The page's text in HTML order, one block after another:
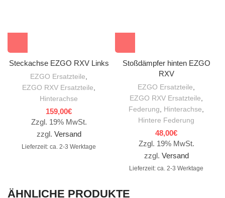
Steckachse EZGO RXV Links
EZGO Ersatzteile
EZGO RXV Ersatzteile
Hinterachse
159,00€
Zzgl. 19% MwSt.
zzgl. Versand
Lieferzeit: ca. 2-3 Werktage
Stoßdämpfer hinten EZGO
RXV
EZGO Ersatzteile
EZGO RXV Ersatzteile
Federung
Hinterachse
Hintere Federung
48,00€
Zzgl. 19% MwSt.
zzgl. Versand
Lieferzeit: ca. 2-3 Werktage
ÄHNLICHE PRODUKTE